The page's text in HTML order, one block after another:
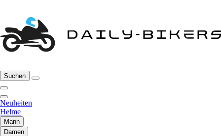
Suchen
Neuheiten
Helme
Mann
Damen